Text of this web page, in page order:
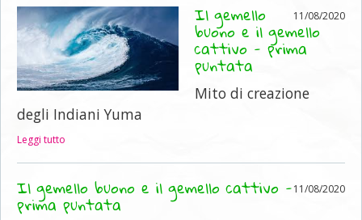
11/08/2020
Il gemello
buono e il gemello
cattivo - prima
puntata
Mito di creazione
degli Indiani Yuma
Leggi tutto
11/08/2020
Il gemello buono e il gemello cattivo -
prima puntata